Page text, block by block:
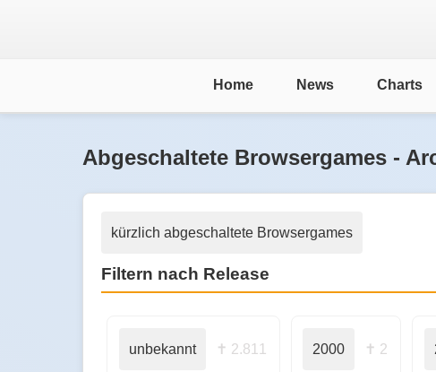
Home News Charts
Abgeschaltete Browsergames -
kürzlich abgeschaltete Browsergames
Filtern nach Release
unbekannt ✝ 2.811 2000 ✝ 2